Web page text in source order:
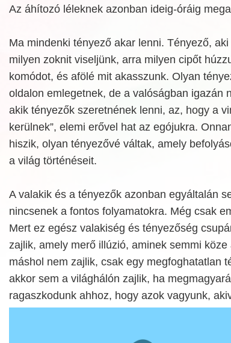
Az áhítozó léleknek azonban ideig-óráig
Ma mindenki tényező akar lenni. Tényező,
milyen zoknit viseljünk, arra milyen cipőt
komódot, és afölé mit akasszunk. Olyan
oldalon emlegetnek, de a valóságban igazán
akik tényezők szeretnének lenni, az, hogy a
kerülnek”, elemi erővel hat az egójukra.
hiszik, olyan tényezővé váltak, amely
a világ történéseit.
A valakik és a tényezők azonban egyáltalán
nincsenek a fontos folyamatokra. Még csak
Mert ez egész valakiség és tényezőség
zajlik, amely merő illúzió, aminek semmi köze
máshol nem zajlik, csak egy megfoghatatlan
akkor sem a világhálón zajlik, ha
ragaszkodunk ahhoz, hogy azok vagyunk,